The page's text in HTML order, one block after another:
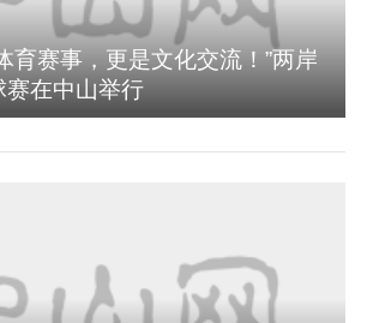
育赛事，更是文化交流！”两岸
赛在中山举行